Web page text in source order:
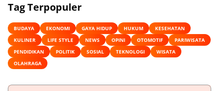
Tag Terpopuler
BUDAYA EKONOMI GAYA HIDUP HUKUM
KESEHATAN
KULINER
LIFE STYLE NEWS OPINI OTOMOTIF
PARIWISATA
PENDIDIKAN
POLITIK SOSIAL TEKNOLOGI
WISATA
OLAHRAGA